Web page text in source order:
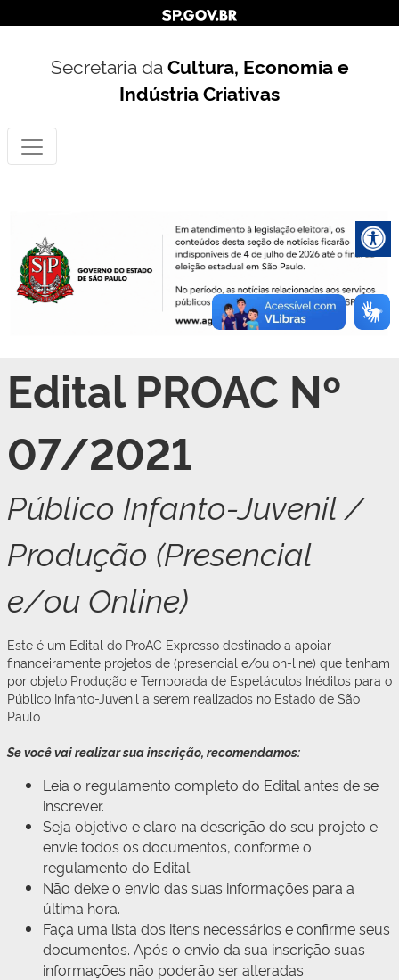
Secretaria daCultura, Economia e
Indústria Criativas
Edital PROAC Nº
07/2021
Público Infanto-Juvenil /
Produção (Presencial
e/ou Online)
Este é um Edital do ProAC Expresso destinado a apoiar
financeiramente projetos de (presencial e/ou on-line) que tenham
por objeto Produção e Temporada de Espetáculos Inéditos para o
Público Infanto-Juvenil a serem realizados no Estado de São
Paulo.
Se você vai realizar sua inscrição, recomendamos:
Leia o regulamento completo do Edital antes de se
inscrever.
Seja objetivo e claro na descrição do seu projeto e
envie todos os documentos, conforme o
regulamento do Edital.
Não deixe o envio das suas informações para a
última hora.
Faça uma lista dos itens necessários e confirme seus
documentos. Após o envio da sua inscrição suas
informações não poderão ser alteradas.